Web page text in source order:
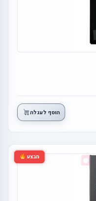
הוסף לעגלה
מבצע